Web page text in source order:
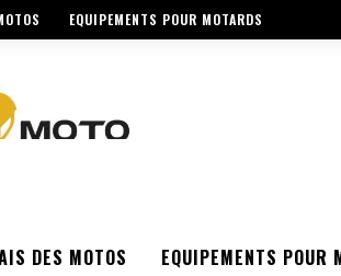
EQUIPEMENTS POUR MOTARDS
DES MOTOS EQUIPEMENTS POUR